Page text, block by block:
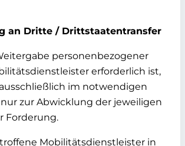
an Dritte / Drittstaatentransfer
personenbezogener
erforderlich ist,
im notwendigen
zur Abwicklung der jeweiligen
Forderung.
Mobilitätsdienstleister in